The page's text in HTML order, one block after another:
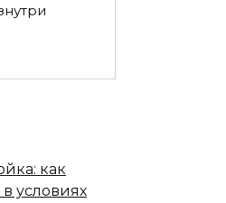
как
условиях